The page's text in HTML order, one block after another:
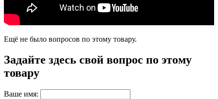
Ещё не было вопросов по этому товару.
Задайте здесь свой вопрос по этому
товару
Ваше имя: